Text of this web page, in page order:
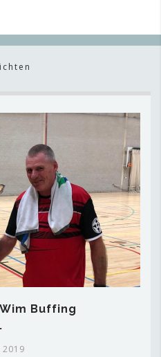
Buffing